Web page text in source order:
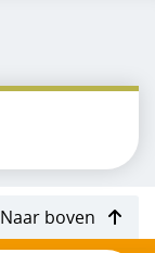
Naar boven